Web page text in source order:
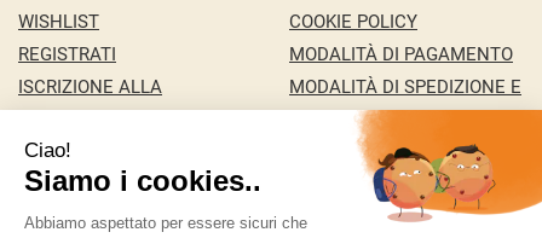
WISHLIST
REGISTRATI
ISCRIZIONE ALLA
CONTATTI
COOKIE POLICY
MODALITÀ DI PAGAMENTO
MODALITÀ DI SPEDIZIONE E
INFORMATIVA PRIVACY